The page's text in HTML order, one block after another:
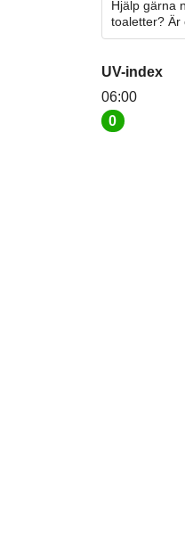
Hjälp gärna
toaletter? Är
UV-index
06:00
0